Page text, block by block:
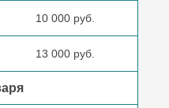
10 000 руб.
13 000 руб.